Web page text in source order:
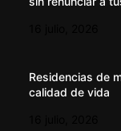
Residencias de
calidad de vida